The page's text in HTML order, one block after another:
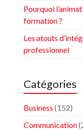
Pourquoi
formation ?
Les atouts
professionnel
Catégories
Business (152)
Communication